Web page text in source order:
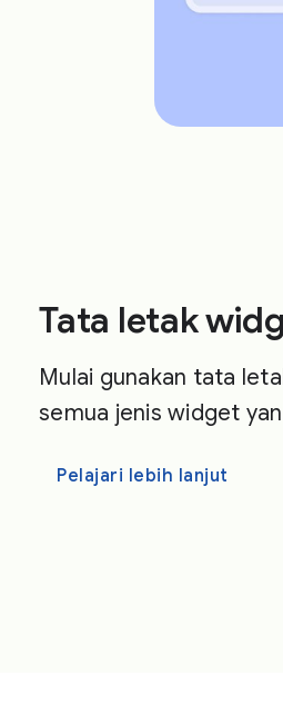
Tata letak
Mulai gunakan tata
semua jenis widget
Pelajari lebih lanjut